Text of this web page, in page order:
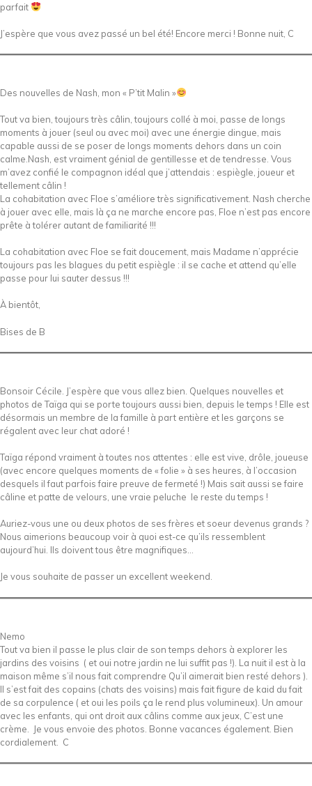
parfait
J’espère que vous avez passé un bel été! Encore merci ! Bonne nuit, C
Des nouvelles de Nash, mon « P’tit Malin »
Tout va bien, toujours très câlin, toujours collé à moi, passe de longs
moments à jouer (seul ou avec moi) avec une énergie dingue, mais
capable aussi de se poser de longs moments dehors dans un coin
calme.Nash, est vraiment génial de gentillesse et de tendresse. Vous
m’avez confié le compagnon idéal que j’attendais : espiègle, joueur et
tellement câlin !
La cohabitation avec Floe s’améliore très significativement. Nash cherche
à jouer avec elle, mais là ça ne marche encore pas, Floe n’est pas encore
prête à tolérer autant de familiarité !!!
La cohabitation avec Floe se fait doucement, mais Madame n’apprécie
toujours pas les blagues du petit espiègle : il se cache et attend qu’elle
passe pour lui sauter dessus !!!
À bientôt,
Bises de B
Bonsoir Cécile. J’espère que vous allez bien. Quelques nouvelles et
photos de Taïga qui se porte toujours aussi bien, depuis le temps ! Elle est
désormais un membre de la famille à part entière et les garçons se
régalent avec leur chat adoré !
Taïga répond vraiment à toutes nos attentes : elle est vive, drôle, joueuse
(avec encore quelques moments de « folie » à ses heures, à l’occasion
desquels il faut parfois faire preuve de fermeté !) Mais sait aussi se faire
câline et patte de velours, une vraie peluche le reste du temps !
Auriez-vous une ou deux photos de ses frères et soeur devenus grands ?
Nous aimerions beaucoup voir à quoi est-ce qu’ils ressemblent
aujourd’hui. Ils doivent tous être magnifiques…
Je vous souhaite de passer un excellent weekend.
Nemo
Tout va bien il passe le plus clair de son temps dehors à explorer les
jardins des voisins ( et oui notre jardin ne lui suffit pas !). La nuit il est à la
maison même s’il nous fait comprendre Qu’il aimerait bien resté dehors ).
Il s’est fait des copains (chats des voisins) mais fait figure de kaid du fait
de sa corpulence ( et oui les poils ça le rend plus volumineux). Un amour
avec les enfants, qui ont droit aux câlins comme aux jeux, C’est une
crème. Je vous envoie des photos. Bonne vacances également. Bien
cordialement. C